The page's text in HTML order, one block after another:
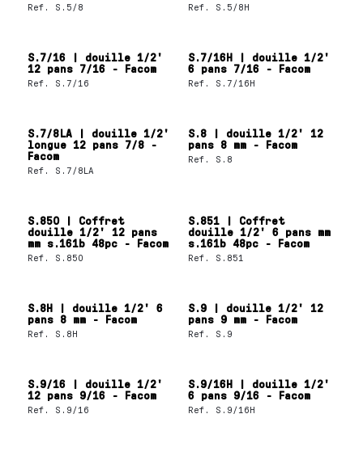
Ref. S.5/8 Ref. S.5/8H
S.7/16 | douille 1/2'
12 pans 7/16 - Facom
Ref. S.7/16
S.7/16H | douille 1/2'
6 pans 7/16 - Facom
Ref. S.7/16H
S.7/8LA | douille 1/2'
longue 12 pans 7/8 -
Facom
Ref. S.7/8LA
S.8 | douille 1/2' 12
pans 8 mm - Facom
Ref. S.8
S.850 | Coffret
douille 1/2' 12 pans
mm s.161b 48pc - Facom
Ref. S.850
S.851 | Coffret
douille 1/2' 6 pans mm
s.161b 48pc - Facom
Ref. S.851
S.8H | douille 1/2' 6
pans 8 mm - Facom
Ref. S.8H
S.9 | douille 1/2' 12
pans 9 mm - Facom
Ref. S.9
S.9/16 | douille 1/2'
12 pans 9/16 - Facom
Ref. S.9/16
S.9/16H | douille 1/2'
6 pans 9/16 - Facom
Ref. S.9/16H